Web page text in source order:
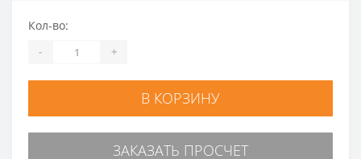
Кол-во:
- +
В КОРЗИНУ
ЗАКАЗАТЬ ПРОСЧЕТ